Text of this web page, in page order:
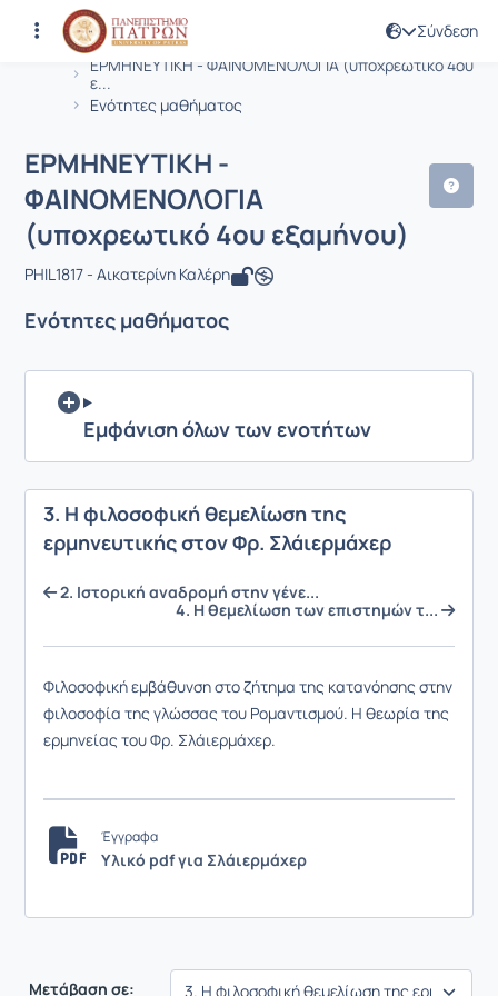
Σύνδεση
Αρχική Σελίδα
ΕΡΜΗΝΕΥΤΙΚΗ - ΦΑΙΝΟΜΕΝΟΛΟΓΙΑ (υποχρεωτικό 4ου
ε...
Ενότητες μαθήματος
Μάθημα : ΕΡΜΗΝΕΥΤΙΚΗ -
Κωδικός : PHIL1817
ΕΡΜΗΝΕΥΤΙΚΗ -
ΦΑΙΝΟΜΕΝΟΛΟΓΙΑ
(υποχρεωτικό 4ου εξαμήνου)
PHIL1817 - Αικατερίνη Καλέρη
Ενότητες μαθήματος
Εμφάνιση όλων των ενοτήτων
3. Η φιλοσοφική θεμελίωση της
ερμηνευτικής στον Φρ. Σλάιερμάχερ
2. Ιστορική αναδρομή στην γένε...
4. Η θεμελίωση των επιστημών τ...
Φιλοσοφική εμβάθυνση στο ζήτημα της κατανόησης στην
φιλοσοφία της γλώσσας του Ρομαντισμού. Η θεωρία της
ερμηνείας του Φρ. Σλάιερμάχερ.
Έγγραφα
Υλικό pdf για Σλάιερμάχερ
Μετάβαση σε: